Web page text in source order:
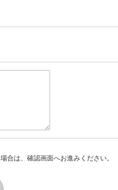
合は、確認画面へお進みください。